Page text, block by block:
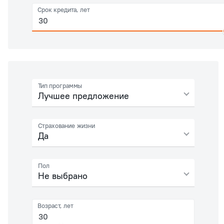
Срок кредита, лет
Тип программы
Лучшее предложение
Страхование жизни
Да
Пол
Не выбрано
Возраст, лет